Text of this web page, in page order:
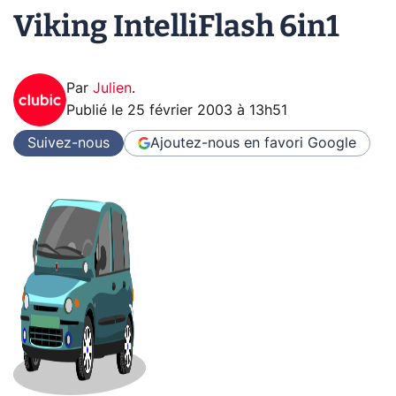
Viking IntelliFlash 6in1
Par Julien.
Publié le 25 février 2003 à 13h51
Suivez-nous Ajoutez-nous en favori Google